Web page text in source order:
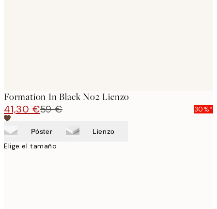
Formation In Black No2 Lienzo
41,30 €59 € 30%*
Póster Lienzo
Elige el tamaño